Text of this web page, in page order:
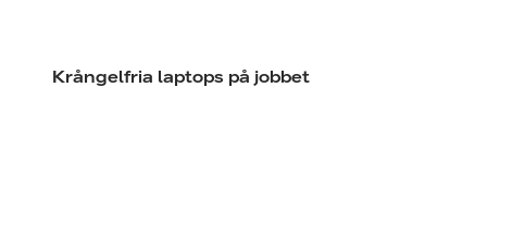
Krångelfria laptops på jobbet